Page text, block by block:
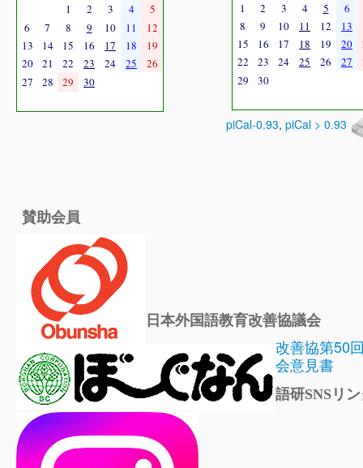
1
2 3 4
5
6
7 8 9 10 11
12
13
14 15 16 17 18
19
20
21 22 23 24 25
26
27
28 29 30
1
2 3 4 5
6
8
9 10 11 12 13
15
16 17 18 19 20
22
23 24 25 26 27
29
30
piCal-0.93, piCal > 0.93
賛助会員
日本外国語教育改善協議会
改善協第50
会意見書
語研SNSリ